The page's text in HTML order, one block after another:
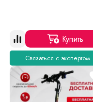
Купить
Связаться с экспертом